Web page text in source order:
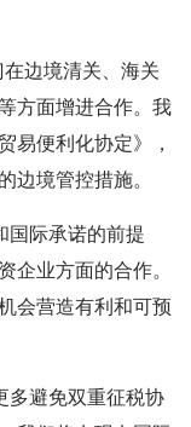
边境清关、海关
方面增进合作。我
易便利化协定》，
边境管控措施。
国际承诺的前提
企业方面的合作。
会营造有利和可预
多避免双重征税协